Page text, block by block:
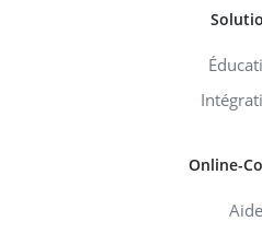
Online-
Aide